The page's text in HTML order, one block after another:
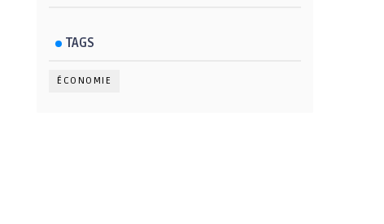
TAGS
ÉCONOMIE